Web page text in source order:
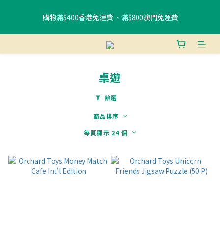
書包85折優惠
購物滿$400香港免運費 、滿$800澳門免運費
使用FPS或銀行轉賬付款滿 HK$400，即可獲贈免費午餐袋一個 (隨
書包85折優惠
桌遊
篩選
商品排序
每頁顯示 24 個